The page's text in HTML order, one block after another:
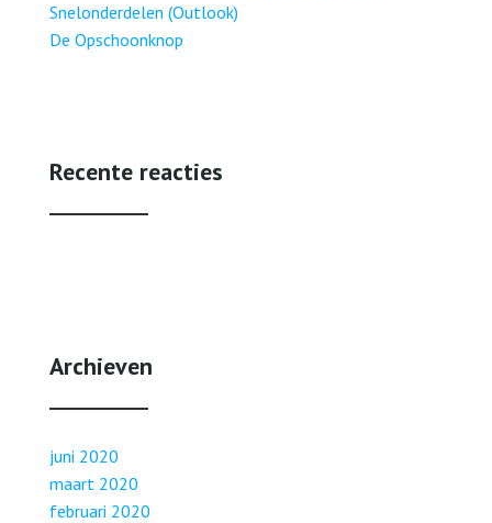
Snelonderdelen (Outlook)
De Opschoonknop
Recente reacties
Archieven
juni 2020
maart 2020
februari 2020